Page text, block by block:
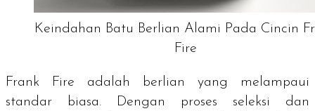
Keindahan Batu Berlian Alami Pada Cincin
Fire
Frank Fire adalah berlian yang melampaui
standar biasa. Dengan proses seleksi dan